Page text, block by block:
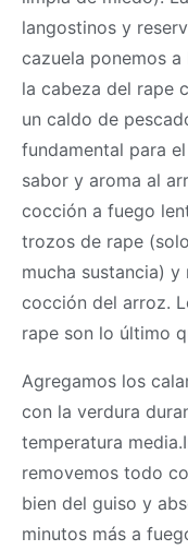
langostinos y
cazuela ponemos
la cabeza del rape
un caldo de
fundamental para
sabor y aroma al
cocción a fuego
trozos de rape
mucha sustancia)
cocción del arroz.
rape son lo último
Agregamos los
con la verdura
temperatura
removemos todo
bien del guiso y
minutos más a